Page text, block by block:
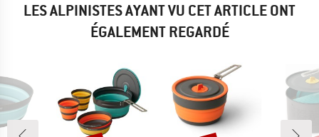
LES ALPINISTES AYANT VU CET ARTICLE ONT
ÉGALEMENT REGARDÉ